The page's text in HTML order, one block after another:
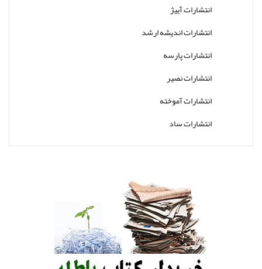
انتشارات آییژ
انتشارات اندیشه ارشد
انتشارات پارسه
انتشارات نصیر
انتشارات آموخته
انتشارات ساد
انتشارات کتاب جوانان
انتشارات پوران پژوهش
انتشارات رشد
انتشارات روان
انتشارات ساوالان